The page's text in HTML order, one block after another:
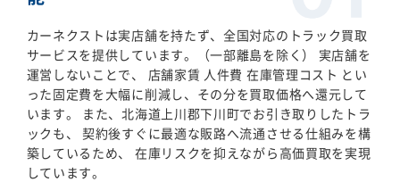
カーネクストは実店舗を持たず、全国対応のトラック買取
サービスを提供しています。（一部離島を除く） 実店舗を
運営しないことで、 店舗家賃 人件費 在庫管理コスト とい
った固定費を大幅に削減し、その分を買取価格へ還元して
います。 また、北海道上川郡下川町でお引き取りしたトラ
ックも、 契約後すぐに最適な販路へ流通させる仕組みを構
築しているため、 在庫リスクを抑えながら高価買取を実現
しています。